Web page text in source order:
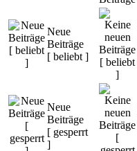
Neue
Beiträge
[ beliebt ]
Neue
Beiträge
[ gesperrt
]